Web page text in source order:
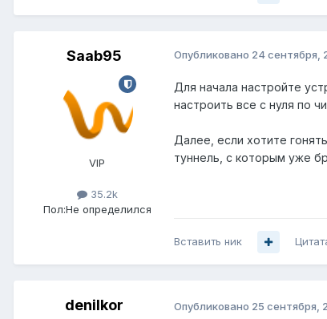
Saab95
VIP
35.2k
Пол:Не определился
Опубликовано 24 сентября,
Для начала настройте
настроить все с нуля по
Далее, если хотите
туннель, с которым уже
Вставить ник
denilkor Опубликовано 25 сентября,